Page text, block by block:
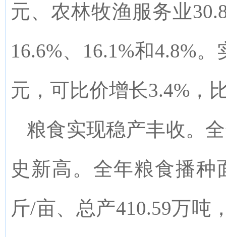
元、农林牧渔服务业
16.6%、16.1%和4.8%。
元，可比价增长3.4% ，
粮食实现稳产丰收。
史新高。全年粮食播种
斤/亩、总产410.59万吨